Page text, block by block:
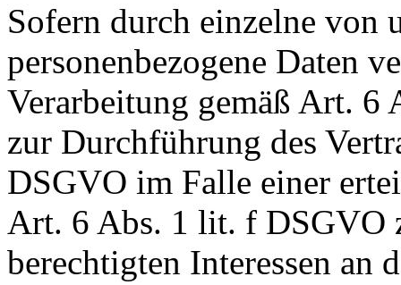
Sofern durch einzelne von
personenbezogene Daten
Verarbeitung gemäß Art.
zur Durchführung des
DSGVO im Falle einer
Art. 6 Abs. 1 lit. f DSGVO
berechtigten Interessen an